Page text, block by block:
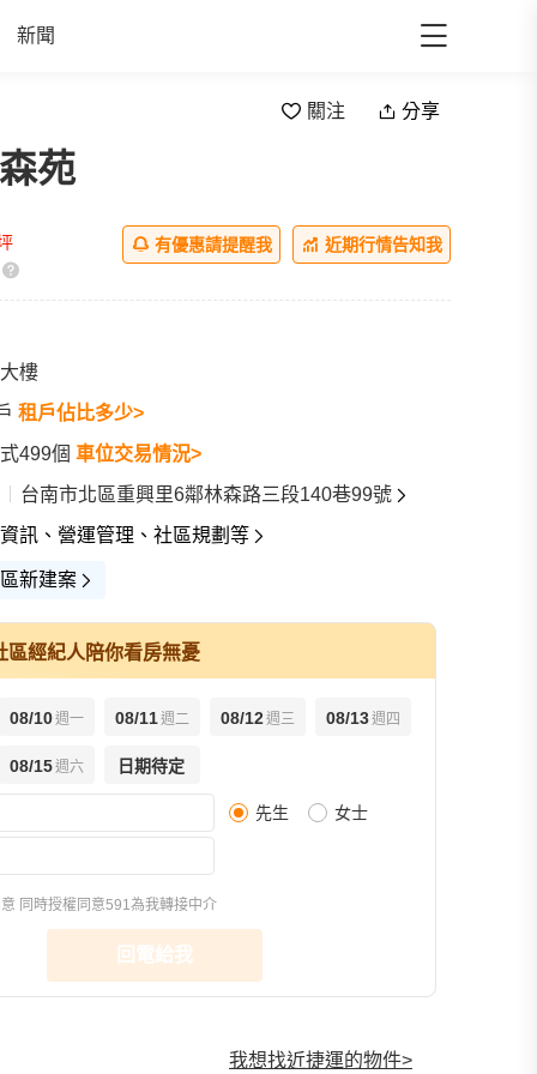
新聞
關注 分享
all
交通圖(2) 宣傳圖(7)
苑
有優惠請提醒我 近期行情告知我
樓
租戶佔比多少>
499個 車位交易情況>
台南市北區重興里6鄰林森路三段140巷99號
訊、營運管理、社區規劃等
新建案
區經紀人陪你看房無憂
08/10週一 08/11週二 08/12週三 08/13週四
08/15週六 日期待定
先生 女士
同時授權同意591為我轉接中介
回電給我
我想找近捷運的物件>